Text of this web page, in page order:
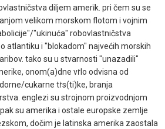
diljem amerīk. pri čem su se
velikom morskom flotom i vojnim
"ukinuća" robovlastničstva
atlantiku i "blokadom" najvećih morskih
tako su u stvarnosti "unazadili"
onom(a)dne vṙlo odvisna od
cukarne tṙs(ti)ke, branja
englezi su strojnom proizvodnjom
su amerika i ostale europske zemlje
dočim je latinska amerika zaostala